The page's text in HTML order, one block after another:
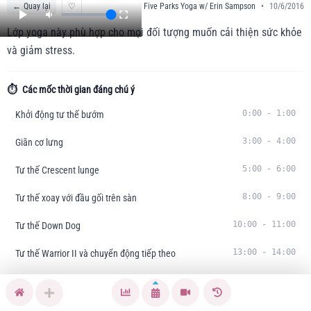
← Quay lại ♡ Five Parks Yoga w/ Erin Sampson • 10/6/2016
Lớp yoga này phù hợp cho mọi đối tượng muốn cải thiện sức khỏe
và giảm stress.
⏱️ Các mốc thời gian đáng chú ý
Khởi động tư thế bướm 0:00 - 1:00
Giãn cơ lưng 3:00 - 4:00
Tư thế Crescent lunge 5:00 - 6:00
Tư thế xoay với đầu gối trên sàn 8:00 - 9:00
Tư thế Down Dog 10:00 - 11:00
Tư thế Warrior II và chuyển động tiếp theo 13:00 - 14:00